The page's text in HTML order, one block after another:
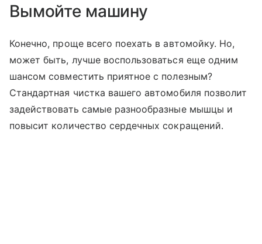
Вымойте машину
Конечно, проще всего поехать в автомойку. Но,
может быть, лучше воспользоваться еще одним
шансом совместить приятное с полезным?
Стандартная чистка вашего автомобиля позволит
задействовать самые разнообразные мышцы и
повысит количество сердечных сокращений.